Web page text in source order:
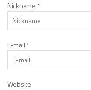
Nickname *
E-mail *
Website